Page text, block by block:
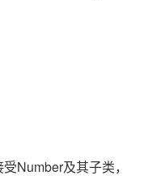
Number及其子类，